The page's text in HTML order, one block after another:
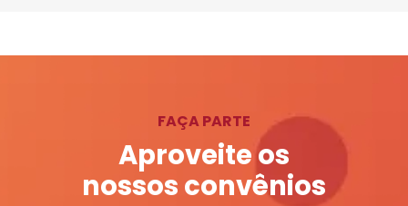
FAÇA PARTE
Aproveite os
nossos convênios